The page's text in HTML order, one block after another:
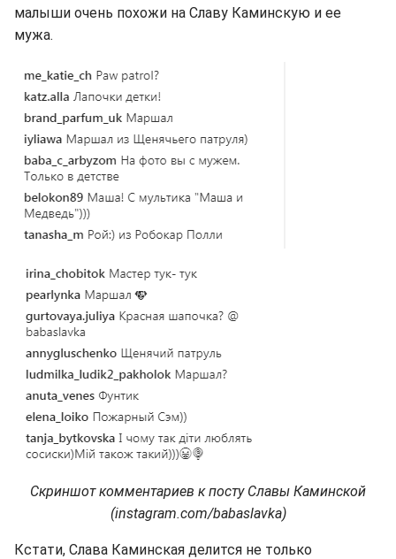
малыши очень похожи на Славу Каминскую и ее
мужа.
Скриншот комментариев к посту Славы Каминской
(instagram.com/babaslavka)
Кстати, Слава Каминская делится не только